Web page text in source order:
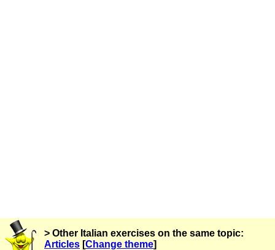
> Other Italian exercises on the same topic:
Articles [Change theme]